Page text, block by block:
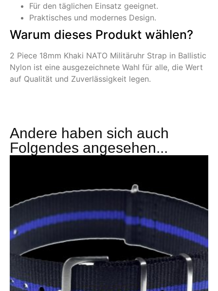
Für den täglichen Einsatz geeignet.
Praktisches und modernes Design.
Warum dieses Produkt wählen?
2 Piece 18mm Khaki NATO Militäruhr Strap in Ballistic
Nylon ist eine ausgezeichnete Wahl für alle, die Wert
auf Qualität und Zuverlässigkeit legen.
Andere haben sich auch
Folgendes angesehen...